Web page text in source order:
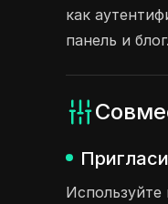
как
панель и